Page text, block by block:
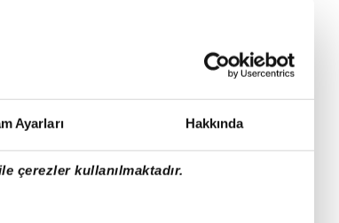
Ayarları Hakkında
çerezler kullanılmaktadır.